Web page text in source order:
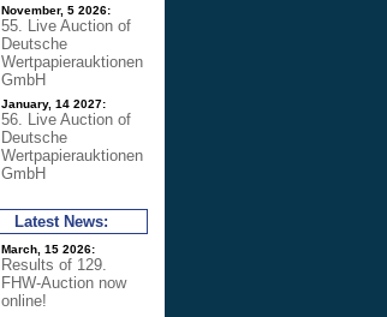
November, 5 2026:
55. Live Auction of
Deutsche
Wertpapierauktionen
GmbH
January, 14 2027:
56. Live Auction of
Deutsche
Wertpapierauktionen
GmbH
Latest News:
March, 15 2026:
Results of 129.
FHW-Auction now
online!